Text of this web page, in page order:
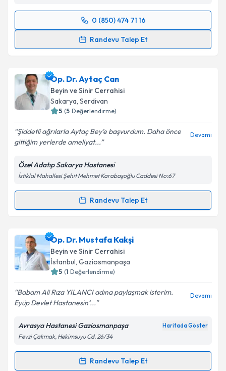
0 (850) 474 71 16
Randevu Talep Et
Randevu Takvimi Talebi
hazırlandığında e-posta ile bilgilendireceğiz.
E-posta Adresiniz
Kişisel verilerimin işlenmesine ilişkin
kapsamda işlenmesini kabul ediyorum.
Takvim Talebini Gönder
Op. Dr. Aytaç Can
Beyin ve Sinir Cerrahisi
Sakarya, Serdivan
5 (5 Değerlendirme)
Şiddetli ağrılarla Aytaç Bey’e başvurdum. Daha önce
gittiğim yerlerde ameliyat...
Devamı
Özel Adatıp Sakarya Hastanesi
İstiklal Mahallesi Şehit Mehmet Karabaşoğlu Caddesi No:67
Randevu Talep Et
Randevu Takvimi Talebi
Op. Dr. Aytaç Caniçin randevu takvimi talebi
oluşturun. Size bu uzmandan randevu almanız için bir
takvim hazırlandığında e-posta ile bilgilendireceğiz.
Kişisel verilerimin işlenmesine ilişkin
Aydınlatma
Metni'ni okudum ve kişisel verilerimin belirtilen
kapsamda işlenmesini kabul ediyorum.
Op. Dr. Mustafa Kakşi
Beyin ve Sinir Cerrahisi
İstanbul, Gaziosmanpaşa
5 (1 Değerlendirme)
Babam Ali Rıza YILANCI adına paylaşmak isterim.
Eyüp Devlet Hastanesin‘...
Devamı
Avrasya Hastanesi Gaziosmanpaşa Haritada Göster
Fevzi Çakmak, Hekimsuyu Cd. 26/34
Randevu Talep Et
Randevu Takvimi Talebi